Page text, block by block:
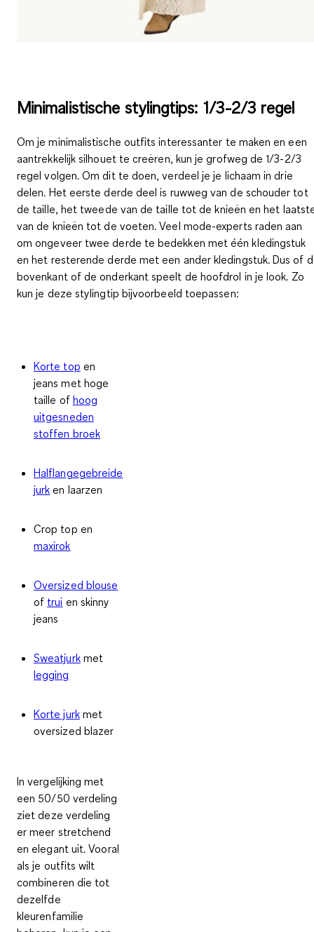
Minimalistische stylingtips: 1/3-2/3 regel
Om je minimalistische outfits interessanter te maken en een
aantrekkelijk silhouet te creëren, kun je grofweg de1/3-2/3
regel volgen. Om dit te doen, verdeel je je lichaam in drie
delen. Het eerste derde deel is ruwweg van de schouder tot
de taille, het tweede van de taille tot de knieën en het
van de knieën tot de voeten.Veel mode-experts raden aan
om ongeveer twee derde te bedekken met één kledingstuk
en het resterende derde met een ander kledingstuk. Dus of
bovenkant of de onderkant speelt de hoofdrol in je look. Zo
kun je deze stylingtip bijvoorbeeld toepassen:
Korte top en
jeans met hoge
taille of hoog
uitgesneden
stoffen broek
Halflangegebreide
jurk en laarzen
Crop top en
maxirok
Oversized blouse
of trui en skinny
jeans
Sweatjurkmet
legging
Korte jurkmet
oversized blazer
In vergelijking met
een 50/50 verdeling
ziet deze verdeling
er meer stretchend
en elegant uit. Vooral
als je outfits wilt
combineren die tot
dezelfde
kleurenfamilie